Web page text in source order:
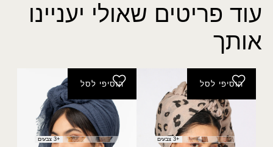
עוד פריטים שאולי יעניינו
אותך
הוסיפי לסל
מטפחת סהרה
₪30.00
+3 צבעים
הוסיפי לסל
צעיף אביב
₪20.00
+3 צבעים